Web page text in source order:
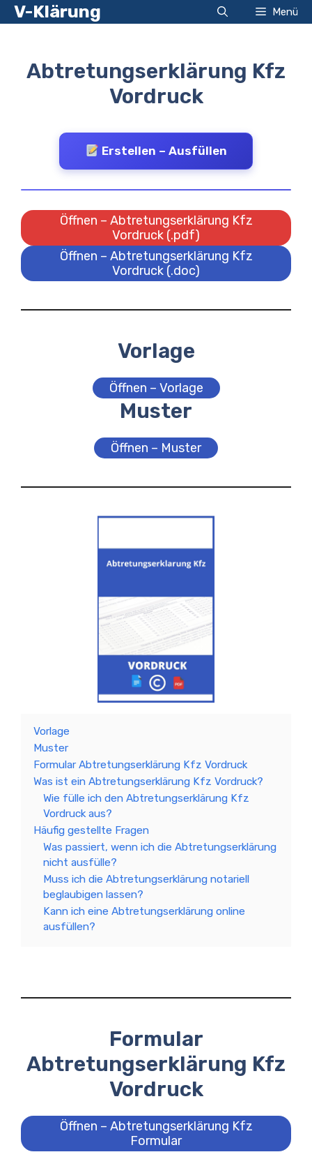
Zum
Inhalt
V-Klärung Menü
Abtretungserklärung Kfz
Vordruck
Erstellen – Ausfüllen
Öffnen – Abtretungserklärung Kfz
Vordruck (.pdf)
Öffnen – Abtretungserklärung Kfz
Vordruck (.doc)
Vorlage
Öffnen – Vorlage
Muster
Öffnen – Muster
Vorlage
Muster
Formular Abtretungserklärung Kfz Vordruck
Was ist ein Abtretungserklärung Kfz Vordruck?
Wie fülle ich den Abtretungserklärung Kfz
Vordruck aus?
Häufig gestellte Fragen
Was passiert, wenn ich die Abtretungserklärung
nicht ausfülle?
Muss ich die Abtretungserklärung notariell
beglaubigen lassen?
Kann ich eine Abtretungserklärung online
ausfüllen?
Formular
Abtretungserklärung Kfz
Vordruck
Öffnen – Abtretungserklärung Kfz
Formular